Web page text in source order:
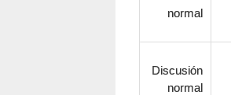
normal
Discusión
normal